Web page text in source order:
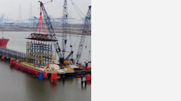
des barges
…
plus